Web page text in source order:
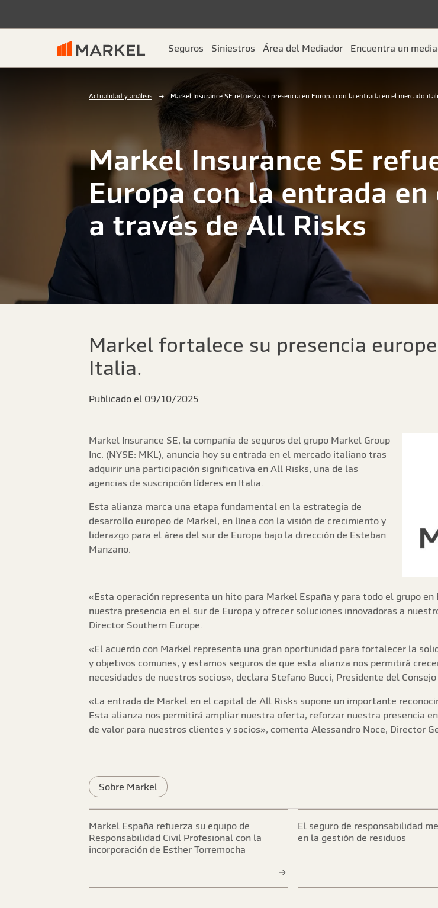
Seguros Siniestros Área del Mediador Encuentra un
Actualidad y análisis Markel Insurance SE refuerza su presencia en Europa con la entrada en el mercado
Markel Insurance SE
Europa con la entrada
a través de All Risks
Markel fortalece su presencia
Italia.
Publicado el 09/10/2025
Markel Insurance SE, la compañía de seguros del grupo Markel Group
Inc. (NYSE: MKL), anuncia hoy su entrada en el mercado italiano tras
adquirir una participación significativa en All Risks, una de las
agencias de suscripción líderes en Italia.
Esta alianza marca una etapa fundamental en la estrategia de
desarrollo europeo de Markel, en línea con la visión de crecimiento y
liderazgo para el área del sur de Europa bajo la dirección de Esteban
Manzano.
«Esta operación representa un hito para Markel España y para todo el grupo
nuestra presencia en el sur de Europa y ofrecer soluciones innovadoras a
Director Southern Europe.
«El acuerdo con Markel representa una gran oportunidad para fortalecer la
y objetivos comunes, y estamos seguros de que esta alianza nos permitirá
necesidades de nuestros socios», declara Stefano Bucci, Presidente del
«La entrada de Markel en el capital de All Risks supone un importante
Esta alianza nos permitirá ampliar nuestra oferta, reforzar nuestra presencia
de valor para nuestros clientes y socios», comenta Alessandro Noce, Director
Sobre Markel
Markel España refuerza su equipo de
Responsabilidad Civil Profesional con la
incorporación de Esther Torremocha
El seguro de responsabilidad
en la gestión de residuos